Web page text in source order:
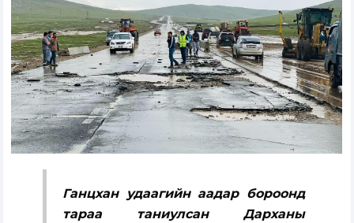
Ганцхан удаагийн аадар бороонд
тараа таниулсан Дарханы